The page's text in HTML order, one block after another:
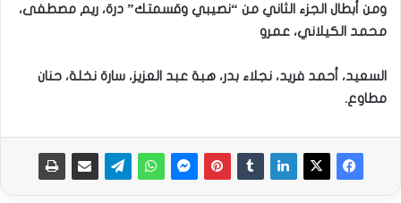
ومن أبطال الجزء الثاني من “نصيبي وقسمتك” درة، ريم مصطفى،
محمد الكيلاني، عمرو
السعيد، أحمد فريد، نجلاء بدر، هبة عبد العزيز، سارة نخلة، حنان
مطاوع.